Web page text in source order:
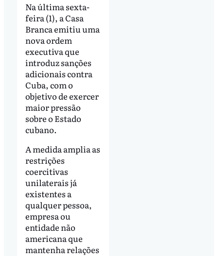
Na última sexta-
feira (1), a Casa
Branca emitiu uma
nova ordem
executiva que
introduz sanções
adicionais contra
Cuba, com o
objetivo de exercer
maior pressão
sobre o Estado
cubano.
A medida amplia as
restrições
coercitivas
unilaterais já
existentes a
qualquer pessoa,
empresa ou
entidade não
americana que
mantenha relações